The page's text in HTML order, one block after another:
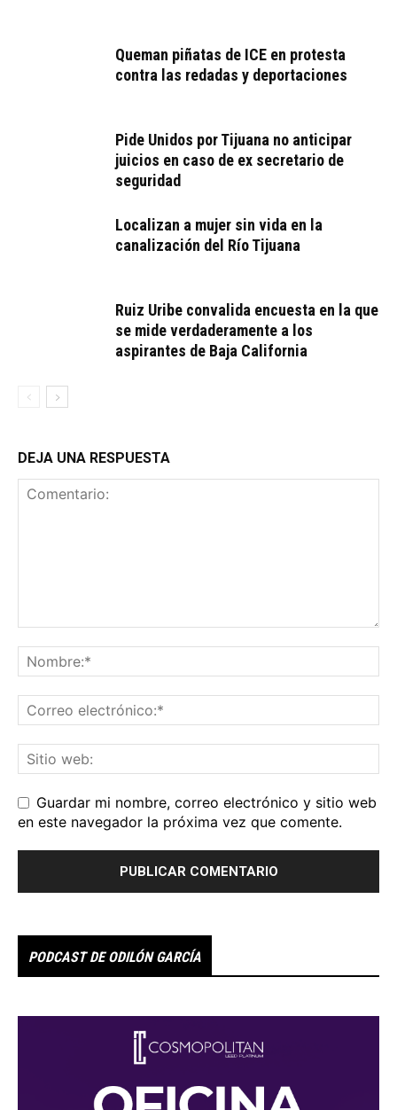
Queman piñatas de ICE en protesta
contra las redadas y deportaciones
Pide Unidos por Tijuana no anticipar
juicios en caso de ex secretario de
seguridad
Localizan a mujer sin vida en la
canalización del Río Tijuana
Ruiz Uribe convalida encuesta en la que
se mide verdaderamente a los
aspirantes de Baja California
DEJA UNA RESPUESTA
Guardar mi nombre, correo electrónico y sitio web
en este navegador la próxima vez que comente.
PODCAST DE ODILÓN GARCÍA